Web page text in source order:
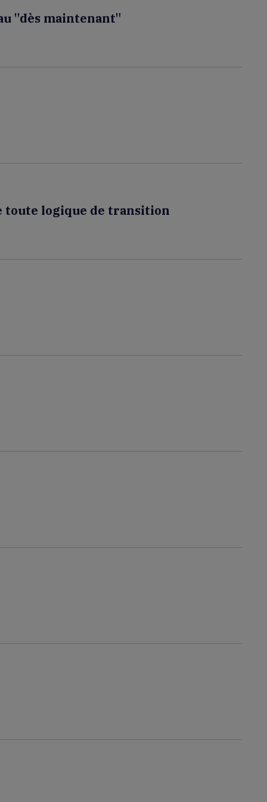
"dès maintenant"
toute logique de transition